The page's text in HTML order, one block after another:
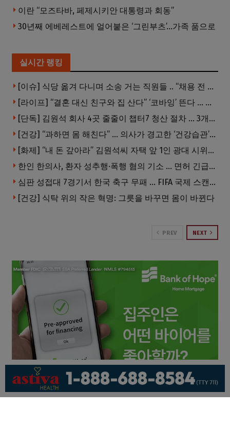
이란 “모즈타바, 페제시키안 대통령과 회동”
30년째 에베레스트에 얼어붙은 ‘그린부츠’…가족 품으로
실시간 랭킹
[이슈] 식당 옮겨 다니며 소송 거는 직원들 .. “채용 전 반드시 확인해야”
[라이프] “결혼 대신 친구와 집 산다” ‘코바잉’ 뜬다 … 내 집 마련 공식 바뀌었다
[단독] 김원석 회사 4곳 줄줄이 챕터7 청산 절차 … 3개 법인 같은 날 동시 파산 신청
[건강] “과하면 몸 해친다” … 의사가 경고한 ‘건강습관’ 5가지
[화제] “내 돈 갚아라” 김원석씨 자택 앞 1인 광대 시위 … 한인 투자사, “108만 달러 못받아”
한인 한의사, 환자 성추행·폭행 혐의 기소 … 면허 긴급정지
심판 성접대 7경기서 한국 축구 무패 … FIFA 국제 스캔들 번지나
[건강] 식탁 위의 작은 혁명: 그릇을 바꾸면 몸이 바뀐다
PREV NEXT